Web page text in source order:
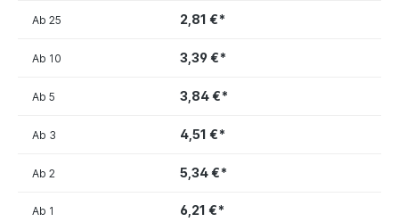
Ab 1 6,21 €*
Ab 2 5,34 €*
Ab 3 4,51 €*
Ab 5 3,84 €*
Ab 10 3,39 €*
Ab 25 2,81 €*